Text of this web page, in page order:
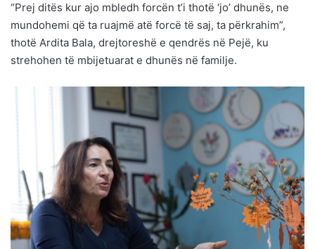
“Prej ditës kur ajo mbledh forcën t’i thotë ‘jo’ dhunës, ne
mundohemi që ta ruajmë atë forcë të saj, ta përkrahim”,
thotë Ardita Bala, drejtoreshë e qendrës në Pejë, ku
strehohen të mbijetuarat e dhunës në familje.